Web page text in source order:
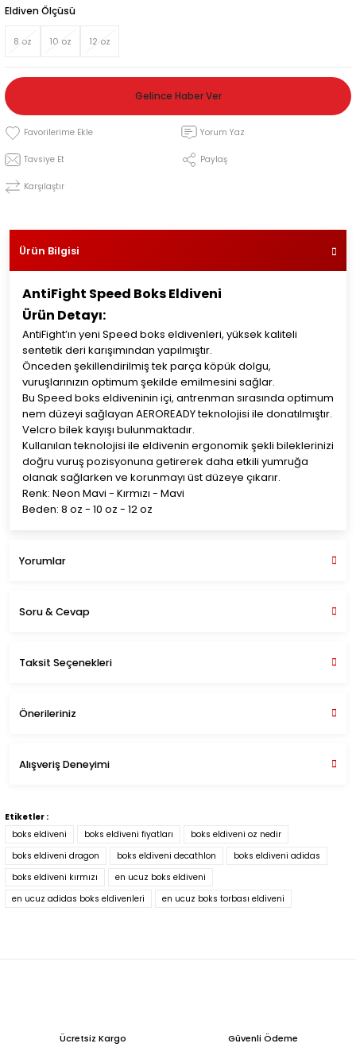
Eldiven Ölçüsü
8 oz 10 oz 12 oz
Gelince Haber Ver
Yorum Yaz
Tavsiye Et Paylaş
Karşılaştır
Ürün Bilgisi
AntiFight Speed Boks Eldiveni
Ürün Detayı:
AntiFight’ın yeni Speed boks eldivenleri, yüksek kaliteli
sentetik deri karışımından yapılmıştır.
Önceden şekillendirilmiş tek parça köpük dolgu,
vuruşlarınızın optimum şekilde emilmesini sağlar.
Bu Speed boks eldiveninin içi, antrenman sırasında optimum
nem düzeyi sağlayan AEROREADY teknolojisi ile donatılmıştır.
Velcro bilek kayışı bulunmaktadır.
Kullanılan teknolojisi ile eldivenin ergonomik şekli bileklerinizi
doğru vuruş pozisyonuna getirerek daha etkili yumruğa
olanak sağlarken ve korunmayı üst düzeye çıkarır.
Renk: Neon Mavi - Kırmızı - Mavi
Beden: 8 oz - 10 oz - 12 oz
Yorumlar
Soru & Cevap
Taksit Seçenekleri
Önerileriniz
konularda yetersiz gördüğünüz noktaları öneri formunu
Ürün resmi kalitesiz, bozuk veya görüntülenemiyor.
Ürün açıklamasında eksik bilgiler bulunuyor.
Ürün bilgilerinde hatalar bulunuyor.
Alışveriş Deneyimi
M... T... | 13/07/2024
Deneyimini Paylaş
Etiketler :
boks eldiveni
boks eldiveni fiyatları
boks eldiveni oz nedir
boks eldiveni dragon
boks eldiveni decathlon
boks eldiveni adidas
boks eldiveni kırmızı
en ucuz boks eldiveni
en ucuz adidas boks eldivenleri
en ucuz boks torbası eldiveni
Ücretsiz Kargo Güvenli Ödeme